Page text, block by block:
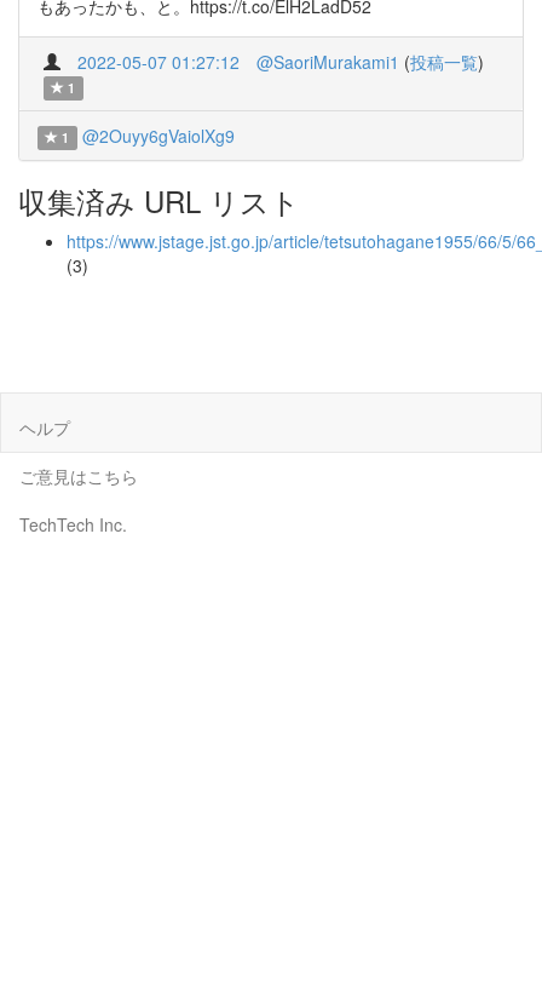
もあったかも、と。https://t.co/ElH2LadD52
2022-05-07 01:27:12 @SaoriMurakami1 (投稿一覧)
1
1 @2Ouyy6gVaiolXg9
収集済み URL リスト
https://www.jstage.jst.go.jp/article/tetsutohagane1955/66/5/
(3)
ヘルプ
ご意見はこちら
TechTech Inc.